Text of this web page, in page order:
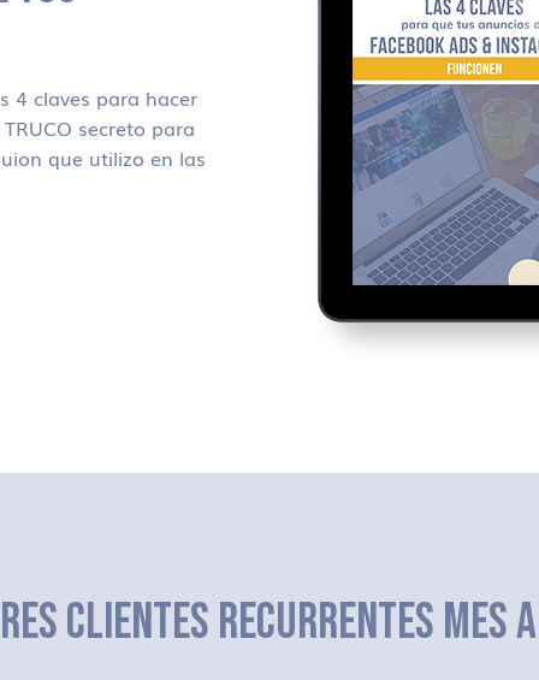
4 claves para hacer
secreto para
que utilizo en las
CLIENTES RECURRENTES MES